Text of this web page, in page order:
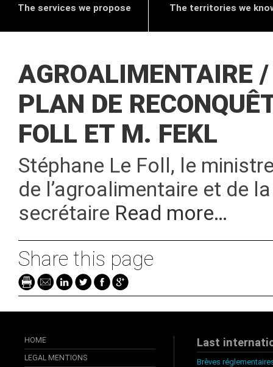
The services we propose The territories we
AGROALIMENTAIRE
PLAN DE
FOLL ET M. FEKL
Stéphane Le Foll, le
de l’agroalimentaire et de
secrétaire Read more…
Share this page
HOME
LEGAL MENTIONS
Last
Brèves